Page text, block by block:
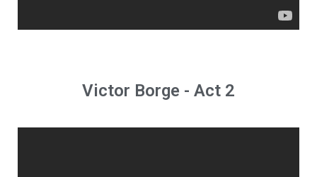
Victor Borge - Act 2